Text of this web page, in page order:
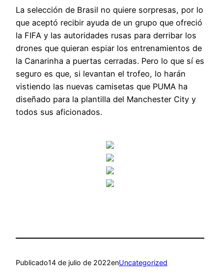
La selección de Brasil no quiere sorpresas, por lo
que aceptó recibir ayuda de un grupo que ofreció
la FIFA y las autoridades rusas para derribar los
drones que quieran espiar los entrenamientos de
la Canarinha a puertas cerradas. Pero lo que sí es
seguro es que, si levantan el trofeo, lo harán
vistiendo las nuevas camisetas que PUMA ha
diseñado para la plantilla del Manchester City y
todos sus aficionados.
Publicado14 de julio de 2022enUncategorized